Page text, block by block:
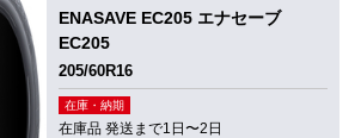
ENASAVE EC205 エナセーブ
EC205
205/60R16
在庫・納期
在庫品 発送まで1日〜2日